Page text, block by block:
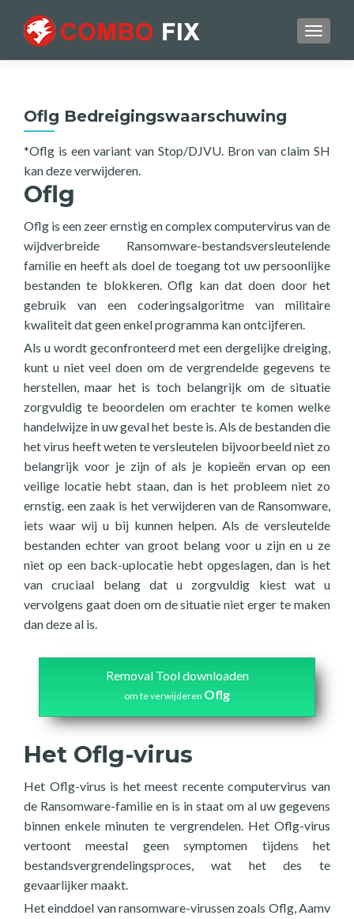
Oflg Bedreigingswaarschuwing
*Oflg is een variant van Stop/DJVU. Bron van claim SH
kan deze verwijderen.
Oflg
Oflg is een zeer ernstig en complex computervirus van de
wijdverbreide Ransomware-bestandsversleutelende
familie en heeft als doel de toegang tot uw persoonlijke
bestanden te blokkeren. Oflg kan dat doen door het
gebruik van een coderingsalgoritme van militaire
kwaliteit dat geen enkel programma kan ontcijferen.
Als u wordt geconfronteerd met een dergelijke dreiging,
kunt u niet veel doen om de vergrendelde gegevens te
herstellen, maar het is toch belangrijk om de situatie
zorgvuldig te beoordelen om erachter te komen welke
handelwijze in uw geval het beste is. Als de bestanden die
het virus heeft weten te versleutelen bijvoorbeeld niet zo
belangrijk voor je zijn of als je kopieën ervan op een
veilige locatie hebt staan, dan is het probleem niet zo
ernstig. een zaak is het verwijderen van de Ransomware,
iets waar wij u bij kunnen helpen. Als de versleutelde
bestanden echter van groot belang voor u zijn en u ze
niet op een back-uplocatie hebt opgeslagen, dan is het
van cruciaal belang dat u zorgvuldig kiest wat u
vervolgens gaat doen om de situatie niet erger te maken
dan deze al is.
Removal Tool downloaden
om te verwijderen Oflg
Het Oflg-virus
Het Oflg-virus is het meest recente computervirus van
de Ransomware-familie en is in staat om al uw gegevens
binnen enkele minuten te vergrendelen. Het Oflg-virus
vertoont meestal geen symptomen tijdens het
bestandsvergrendelingsproces, wat het des te
gevaarlijker maakt.
Het einddoel van ransomware-virussen zoals Oflg, Aamv